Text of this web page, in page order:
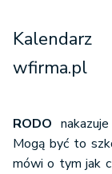
wfirma.pl
RODO
Mogą być to
mówi o tym jak